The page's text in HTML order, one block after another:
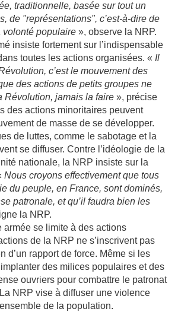
traditionnelle, basée sur tout un
de "représentations", c’est-à-dire de
volonté populaire », observe la NRP.
insiste fortement sur l’indispensable
toutes les actions organisées. « Il
c’est le mouvement des
des actions de petits groupes ne
Révolution, jamais la faire », précise
des actions minoritaires peuvent
de masse de se développer.
de luttes, comme le sabotage et la
se diffuser. Contre l’idéologie de la
nationale, la NRP insiste sur la
Nous croyons effectivement que tous
du peuple, en France, sont dominés,
patronale, et qu’il faudra bien les
la NRP.
armée se limite à des actions
de la NRP ne s’inscrivent pas
d’un rapport de force. Même si les
des milices populaires et des
ouvriers pour combattre le patronat
NRP vise à diffuser une violence
de la population.